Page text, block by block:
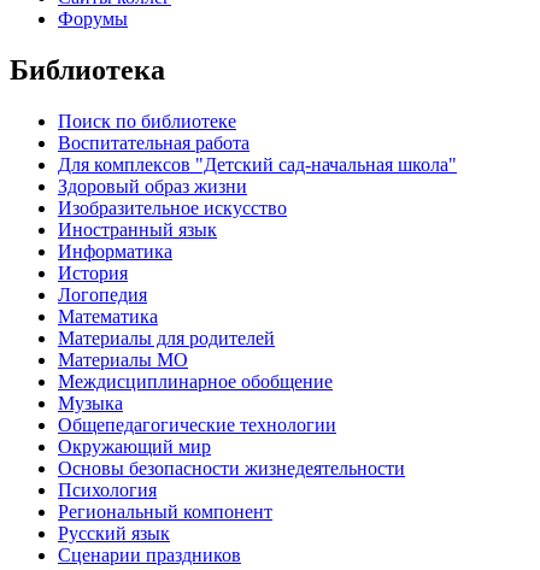
Форумы
Библиотека
Поиск по библиотеке
Воспитательная работа
Для комплексов "Детский сад-начальная школа"
Здоровый образ жизни
Изобразительное искусство
Иностранный язык
Информатика
История
Логопедия
Математика
Материалы для родителей
Материалы МО
Междисциплинарное обобщение
Музыка
Общепедагогические технологии
Окружающий мир
Основы безопасности жизнедеятельности
Психология
Региональный компонент
Русский язык
Сценарии праздников